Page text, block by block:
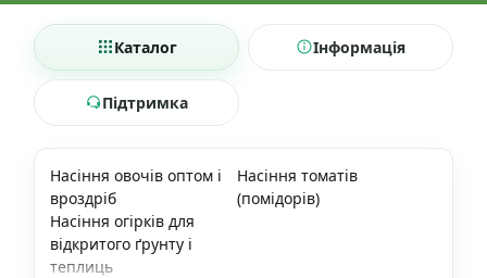
Каталог Інформація
Підтримка
Насіння овочів оптом і
вроздріб
Насіння томатів
(помідорів)
Насіння огірків для
відкритого ґрунту і
теплиць